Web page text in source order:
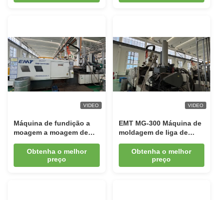
VIDEO
Máquina de fundição a
moagem a moagem de
flexíveis de 3000 kN para
peças de pequena
precisão e grandes
Obtenha o melhor
preço
VIDEO
EMT MG-300 Máquina de
moldagem de liga de
automóveis
Obtenha o melhor
preço